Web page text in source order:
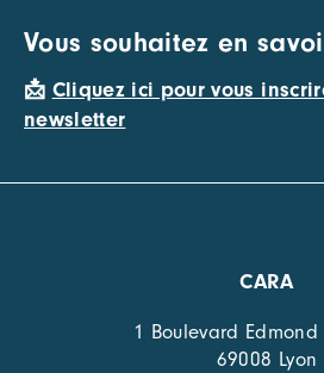
Vous souhaitez en
📩 Cliquez ici pour vous
newsletter
CARA
1 Boulevard
69008 Lyon